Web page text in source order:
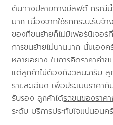
ต้นทางปลายทางมีลิฟต์ กรณีนี้จ
มาก เนื่องจากใช้รถกระบะรับ
ของที่ขนย้ายก็ไม่มีเฟอร์นิเจอร์
การขนย้ายไม่นานมาก นั่นเองค
หลายอยาง ในการคิดราคาค่า
แต่ลูกค้าไม่ต้องกังวลนะครับ ลู
รายละเอียด เพื่อประเมินราคา
รับรอง ลูกค้าได้รถขนของราค
ระดับ บริการประทับใจแน่นอนค